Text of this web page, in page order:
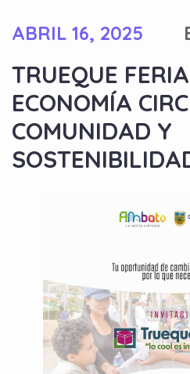
ABRIL 16, 2025
TRUEQUE
ECONOMÍA
COMUNIDAD Y